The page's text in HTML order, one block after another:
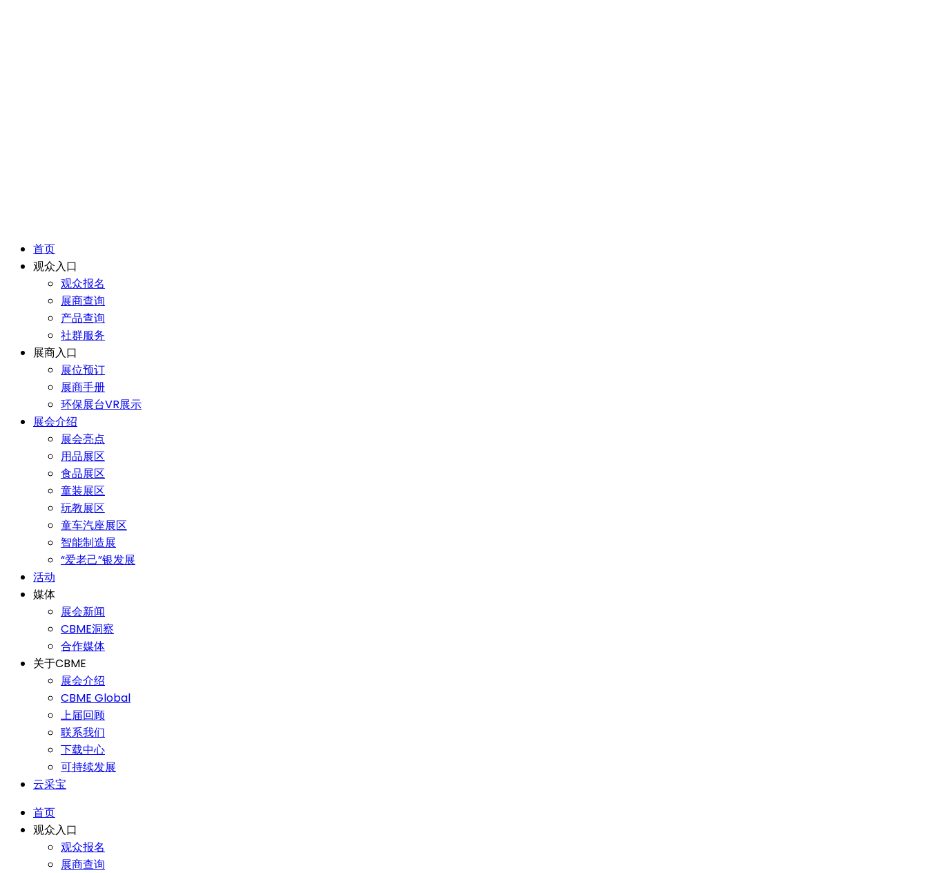
首页
观众入口
观众报名
展商查询
产品查询
社群服务
展商入口
展位预订
展商手册
环保展台VR展示
展会介绍
展会亮点
用品展区
食品展区
童装展区
玩教展区
童车汽座展区
智能制造展
“爱老己”银发展
活动
媒体
展会新闻
CBME洞察
合作媒体
关于CBME
展会介绍
CBME Global
上届回顾
联系我们
下载中心
可持续发展
云采宝
首页
观众入口
观众报名
展商查询